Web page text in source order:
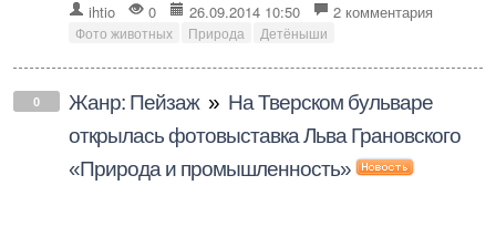
ihtio 0 26.09.2014 10:50 2 комментария
Фото животных Природа Детёныши
0 Жанр: Пейзаж » На Тверском бульваре
открылась фотовыставка Льва Грановского
«Природа и промышленность»